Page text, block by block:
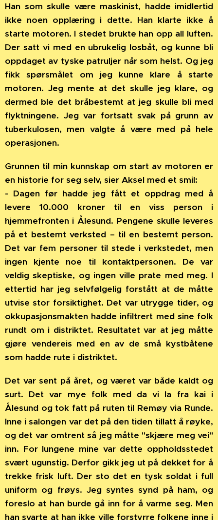
Han som skulle være maskinist, hadde imidlertid
ikke noen opplæring i dette. Han klarte ikke å
starte motoren. I stedet brukte han opp all luften.
Der satt vi med en ubrukelig losbåt, og kunne bli
oppdaget av tyske patruljer når som helst. Og jeg
fikk spørsmålet om jeg kunne klare å starte
motoren. Jeg mente at det skulle jeg klare, og
dermed ble det bråbestemt at jeg skulle bli med
flyktningene. Jeg var fortsatt svak på grunn av
tuberkulosen, men valgte å være med på hele
operasjonen.
Grunnen til min kunnskap om start av motoren er
en historie for seg selv, sier Aksel med et smil:
- Dagen før hadde jeg fått et oppdrag med å
levere 10.000 kroner til en viss person i
hjemmefronten i Ålesund. Pengene skulle leveres
på et bestemt verksted – til en bestemt person.
Det var fem personer til stede i verkstedet, men
ingen kjente noe til kontaktpersonen. De var
veldig skeptiske, og ingen ville prate med meg. I
ettertid har jeg selvfølgelig forstått at de måtte
utvise stor forsiktighet. Det var utrygge tider, og
okkupasjonsmakten hadde infiltrert med sine folk
rundt om i distriktet. Resultatet var at jeg måtte
gjøre vendereis med en av de små kystbåtene
som hadde rute i distriktet.
Det var sent på året, og været var både kaldt og
surt. Det var mye folk med da vi la fra kai i
Ålesund og tok fatt på ruten til Remøy via Runde.
Inne i salongen var det på den tiden tillatt å røyke,
og det var omtrent så jeg måtte "skjære meg vei"
inn. For lungene mine var dette oppholdsstedet
svært ugunstig. Derfor gikk jeg ut på dekket for å
trekke frisk luft. Der sto det en tysk soldat i full
uniform og frøys. Jeg syntes synd på ham, og
foreslo at han burde gå inn for å varme seg. Men
han svarte at han ikke ville forstyrre folkene inne i